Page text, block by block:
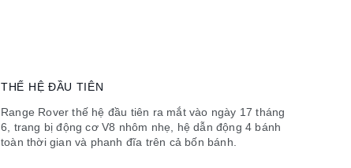
THẾ HỆ ĐẦU TIÊN
Range Rover thế hệ đầu tiên ra mắt vào ngày 17 tháng
6, trang bị động cơ V8 nhôm nhẹ, hệ dẫn động 4 bánh
toàn thời gian và phanh đĩa trên cả bốn bánh.